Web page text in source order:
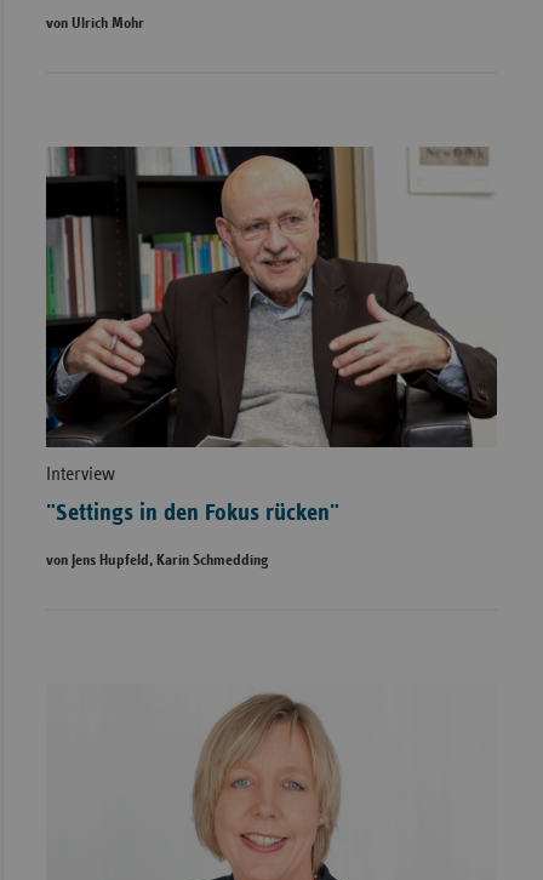
von Ulrich Mohr
Interview
"Settings in den Fokus rücken"
von Jens Hupfeld, Karin Schmedding